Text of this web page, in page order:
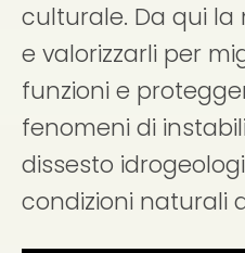
culturale. Da qui la
e valorizzarli per
funzioni e
fenomeni di
dissesto
condizioni naturali